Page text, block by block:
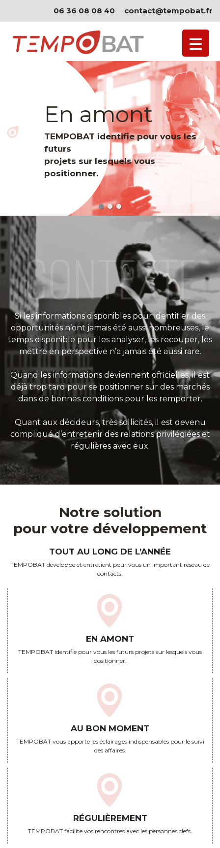
06 36 08 08 40 contact@tempobat.fr
En amont
TEMPOBAT identifie pour vous les
futurs
projets sur lesquels vous
positionner.
CONTEXTE
Si les informations disponibles pour identifier des
opportunités n’ont jamais été aussi nombreuses, le
temps disponible pour les analyser, les recouper, les
mettre en perspective n’a jamais été aussi rare.
Quand les informations deviennent officielles, il est
déjà trop tard pour se positionner sur des marchés
dans de bonnes conditions pour les remporter.
Quant aux décideurs, très sollicités, il est devenu
compliqué d’entretenir des relations privilégiées et
régulières avec eux.
Notre solution
pour votre développement
TOUT AU LONG DE L’ANNÉE
TEMPOBAT développe et entretient pour vous un important réseau de
contacts.
EN AMONT
TEMPOBAT identifie pour vous les futurs projets sur lesquels vous
positionner.
AU BON MOMENT
TEMPOBAT vous apporte les éclairages indispensables pour le suivi
des affaires.
RÉGULIÈREMENT
TEMPOBAT facilite vos rencontres avec les personnes clefs.